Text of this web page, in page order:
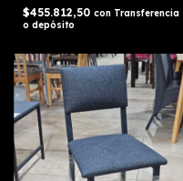
$455.812,50 con Transferencia
o depósito